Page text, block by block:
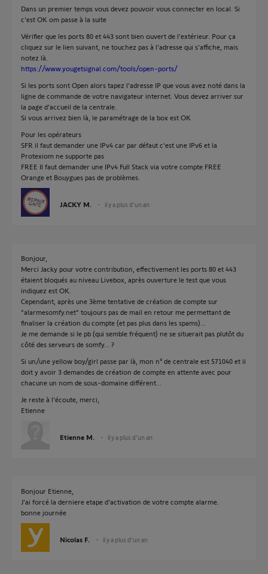
Dans un premier temps vous devez pouvoir vous connecter en local. Si
c'est OK om passe à la suite
Vérifier que les ports 80 et 443 sont bien ouvert de l'extérieur. Pour ça
cliquez sur le lien suivant, ne touchez pas à l'adresse qui s'affiche, mais
notez là.
https://www.yougetsignal.com/tools/open-ports/
Si les ports sont Open alors tapez l'adresse IP que vous avez noté dans la
ligne de commande de votre navigateur internet. Vous devez arriver sur
la page d'accueil de la centrale.
Si vous arrivez bien là, le paramétrage de la box est OK
Pour les opérateurs
SFR il faut demander une IPv4 car par défaut c'est une IPv6 et la
Protexiom ne supporte pas
FREE Il faut demander une IPv4 Full Stack via votre compte FREE
Orange et Bouygues pas de problèmes.
JACKY M. il y a plus d'un an
Bonjour,
Merci Jacky pour votre contribution, effectivement les ports 80 et 443
étaient bloqués au niveau Livebox, après ouverture le test que vous
indiquez est OK.
Cependant, après une 3ème tentative de création de compte sur
"alarmesomfy.net" toujours pas de mail en retour me permettant de
finaliser la création du compte (et pas plus dans les spams)...
Je me demande si le pb (qui semble fréquent) ne se situerait pas plutôt du
côté des serveurs de somfy... ?
Si un/une yellow boy/girl passe par là, mon n° de centrale est 571040 et il
doit y avoir 3 demandes de création de compte en attente avec pour
chacune un nom de sous-domaine différent...
Je reste à l'écoute, merci,
Etienne
Etienne M. il y a plus d'un an
Bonjour Etienne,
J'ai forcé la derniere etape d'activation de votre compte alarme.
bonne journée
Nicolas F. il y a plus d'un an